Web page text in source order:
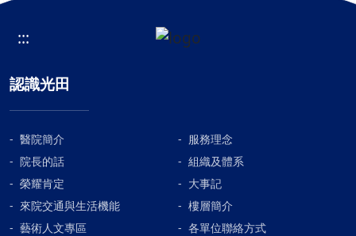
:::
認識光田
醫院簡介
服務理念
院長的話
組織及體系
榮耀肯定
大事記
來院交通與生活機能
樓層簡介
藝術人文專區
各單位聯絡方式